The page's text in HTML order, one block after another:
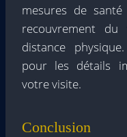
mesures de
recouvrement
distance
pour les détails
votre visite.
Conclusion